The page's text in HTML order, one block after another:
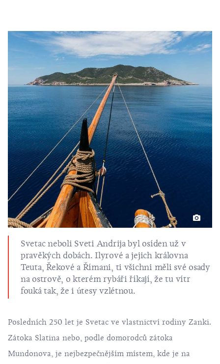
Svetac neboli Sveti Andrija byl osíden už v
pravěkých dobách. Ilyrové a jejich královna
Teuta, Řekové a Římani, ti všichni měli své osady
na ostrově, o kterém rybáři říkají, že tu vítr
fouká tak, že i útesy vzlétnou.
Posledních 250 let je Svetac ve vlastnictví rodiny Zanki.
Zátoka Slatina nebo, podle domorodců zátoka
Mundonova, je nejbezpečnějším místem, kde je na